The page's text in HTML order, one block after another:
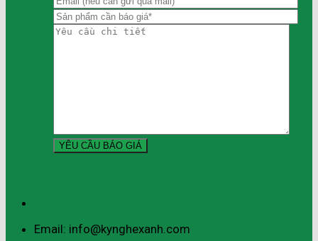
Email: info@kynghexanh.com